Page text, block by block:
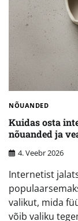
NÕUANDED
Kuidas osta
nõuanded ja
4. Veebr 2026
Internetist
valikut, mida
võib valiku